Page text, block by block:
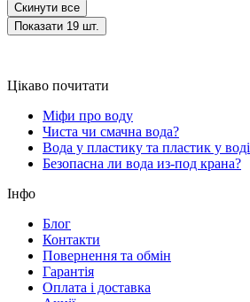
Скинути все
Показати 19 шт.
Цікаво почитати
Міфи про воду
Чиста чи смачна вода?
Вода у пластику та пластик у воді
Безопасна ли вода из-под крана?
Інфо
Блог
Контакти
Повернення та обмін
Гарантія
Оплата і доставка